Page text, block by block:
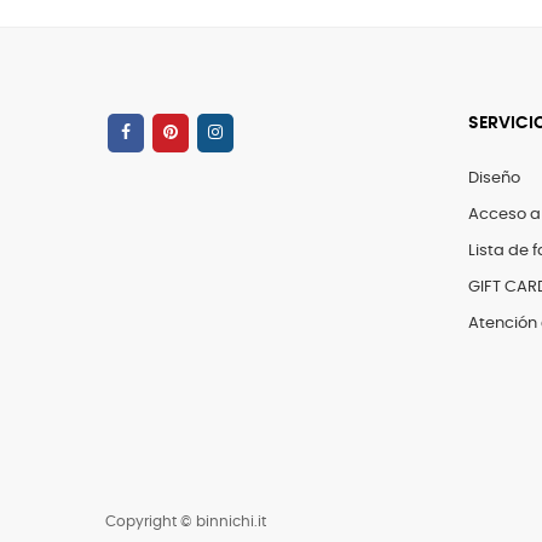
Diseño
Acceso
Lista de
GIFT
Atención
Copyright © binnichi.it